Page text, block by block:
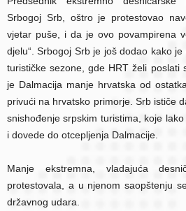
Srbogoj Srb, oštro je protestovao
vjetar puše, i da je ovo povampirena
djelu“. Srbogoj Srb je još dodao kako
turističke sezone, gde HRT želi poslati
je Dalmacija manje hrvatska od
privući na hrvatsko primorje. Srb ističe
snishođenje srpskim turistima, koje
i dovede do otcepljenja Dalmacije.
Manje ekstremna, vladajuća
protestovala, a u njenom saopštenju
državnog udara.